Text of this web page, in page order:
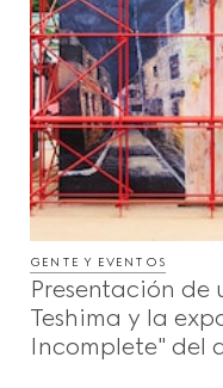
GENTE Y EVENTOS
Presentación de
Teshima y la
Incomplete" del